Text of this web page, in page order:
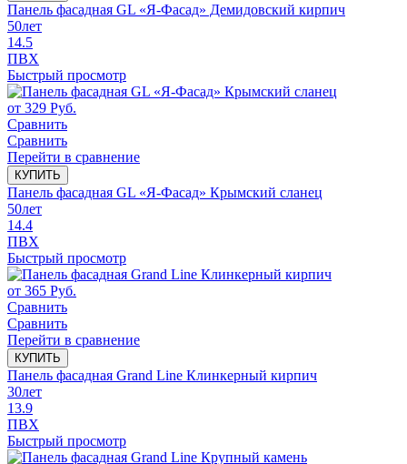
Панель фасадная GL «Я-Фасад» Демидовский кирпич
50лет
14.5
ПВХ
Быстрый просмотр
от 329 Руб.
Сравнить
Сравнить
Перейти в сравнение
КУПИТЬ
Панель фасадная GL «Я-Фасад» Крымский сланец
50лет
14.4
ПВХ
Быстрый просмотр
от 365 Руб.
Сравнить
Сравнить
Перейти в сравнение
КУПИТЬ
Панель фасадная Grand Line Клинкерный кирпич
30лет
13.9
ПВХ
Быстрый просмотр